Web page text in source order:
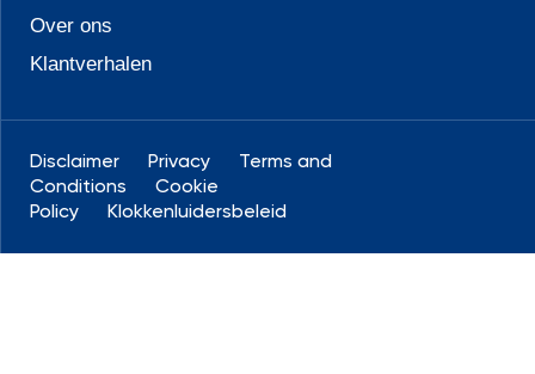
Over ons
Klantverhalen
Disclaimer Privacy
Terms and
Conditions
Cookie
Policy
Klokkenluidersbeleid